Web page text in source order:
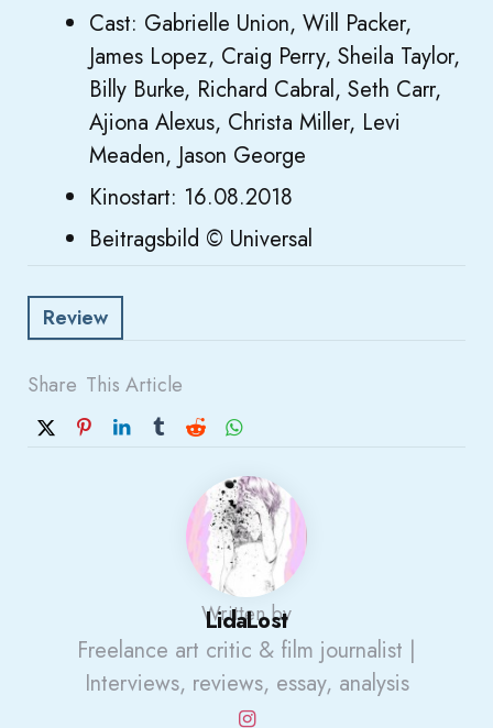
Cast: Gabrielle Union, Will Packer,
James Lopez, Craig Perry, Sheila Taylor,
Billy Burke, Richard Cabral, Seth Carr,
Ajiona Alexus, Christa Miller, Levi
Meaden, Jason George
Kinostart: 16.08.2018
Beitragsbild © Universal
Review
Share This Article
Written by
LidaLost
Freelance art critic & film journalist |
Interviews, reviews, essay, analysis